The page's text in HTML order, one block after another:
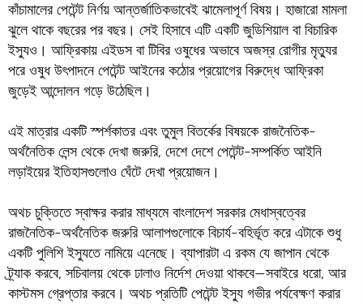
কাঁচামালের পেটেন্ট নির্ণয় আন্তর্জাতিকভাবেই ঝামেলাপূর্ণ বিষয়। হাজারো মামলা
ঝুলে থাকে বছরের পর বছর। সেই হিসাবে এটি একটি জুডিশিয়াল বা বিচারিক
ইস্যুও। আফ্রিকায় এইডস বা টিবির ওষুধের অভাবে অজস্র রোগীর মৃত্যুর
পরে ওষুধ উৎপাদনে পেটেন্ট আইনের কঠোর প্রয়োগের বিরুদ্ধে আফ্রিকা
জুড়েই আন্দোলন গড়ে উঠেছিল।
এই মাত্রার একটি স্পর্শকাতর এবং তুমুল বিতর্কের বিষয়কে রাজনৈতিক-
অর্থনৈতিক লেন্স থেকে দেখা জরুরি, দেশে দেশে পেটেন্ট-সম্পর্কিত আইনি
লড়াইয়ের ইতিহাসগুলোও ঘেঁটে দেখা প্রয়োজন।
অথচ চুক্তিতে স্বাক্ষর করার মাধ্যমে বাংলাদেশ সরকার মেধাস্বত্বের
রাজনৈতিক-অর্থনৈতিক জরুরি আলাপগুলোকে বিচার্য-বহির্ভূত করে এটাকে শুধু
একটি পুলিশি ইস্যুতে নামিয়ে এনেছে। ব্যাপারটা এ রকম যে জাপান থেকে
ট্র্যাক করবে, সচিবালয় থেকে ঢালাও নির্দেশ দেওয়া থাকবে—সবাইরে ধরো, আর
কাস্টমস গ্রেপ্তার করবে। অথচ প্রতিটি পেটেন্ট ইস্যু গভীর পর্যবেক্ষণ করার